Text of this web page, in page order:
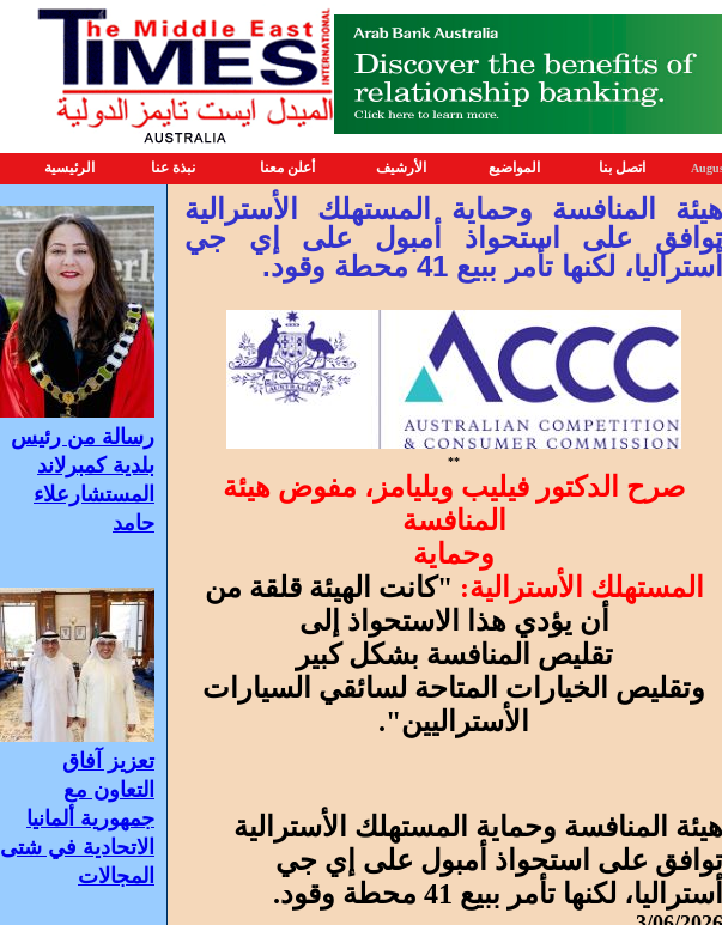
اتصل بنا المواضيع الأرشيف أعلن معنا نبذة عنا الرئيسية
هيئة المنافسة وحماية المستهلك الأسترالية
توافق على استحواذ أمبول على إي جي
أستراليا، لكنها تأمر ببيع 41 محطة وقود.
**
صرح الدكتور فيليب ويليامز، مفوض هيئة
المنافسة
وحماية
المستهلك الأسترالية: "كانت الهيئة قلقة من
أن يؤدي هذا الاستحواذ إلى
تقليص المنافسة بشكل كبير
وتقليص الخيارات المتاحة لسائقي السيارات
الأستراليين".
هيئة المنافسة وحماية المستهلك الأسترالية
توافق على استحواذ أمبول على إي جي
أستراليا، لكنها تأمر ببيع 41 محطة وقود.
رسالة من رئيس
بلدية كمبرلاند
المستشارعلاء
حامد
تعزيز آفاق
التعاون مع
جمهورية ألمانيا
الاتحادية في شتى
المجالات